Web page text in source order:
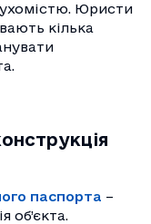
Юристи
кілька
паспорта –
об’єкта.